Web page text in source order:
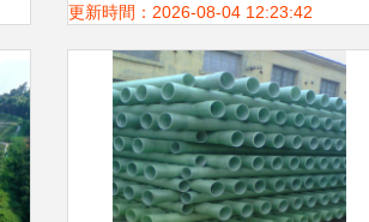
更新時間：2026-08-04 12:23:42